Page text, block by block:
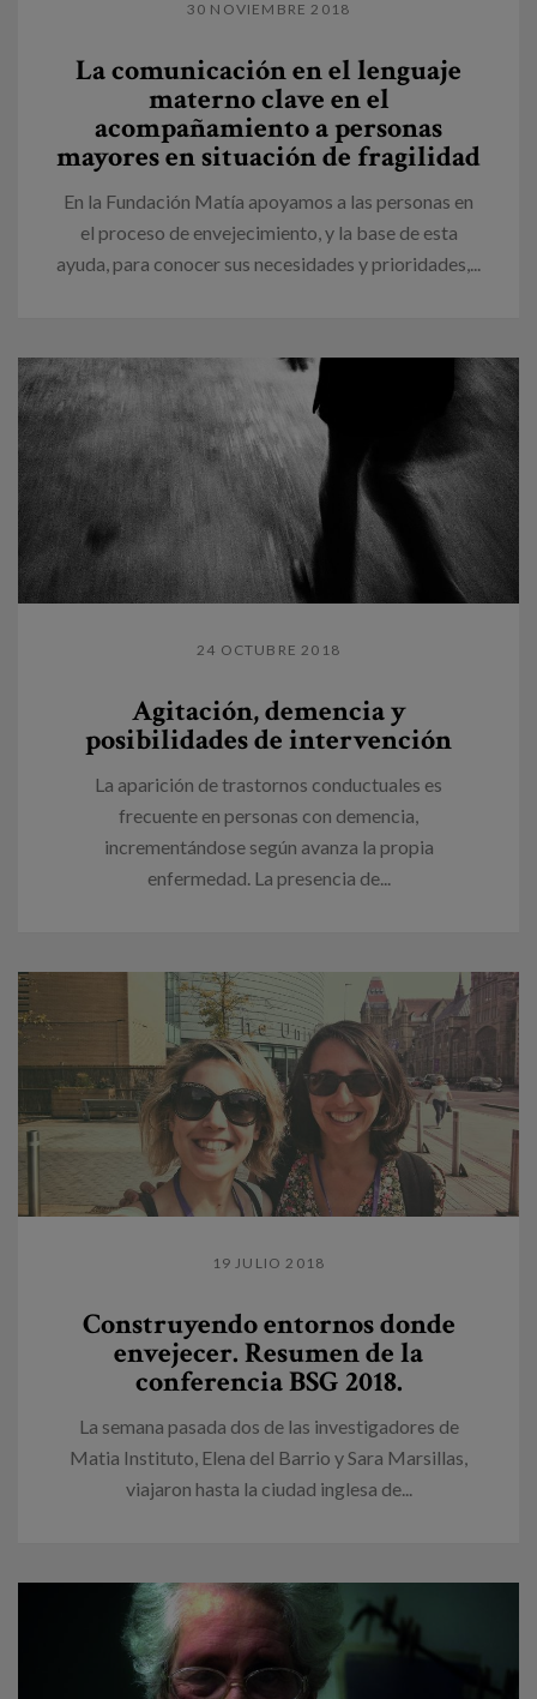
30 NOVIEMBRE 2018
La comunicación en el lenguaje
materno clave en el
acompañamiento a personas
mayores en situación de fragilidad
En la Fundación Matía apoyamos a las personas en
el proceso de envejecimiento, y la base de esta
ayuda, para conocer sus necesidades y prioridades,...
24 OCTUBRE 2018
Agitación, demencia y
posibilidades de intervención
La aparición de trastornos conductuales es
frecuente en personas con demencia,
incrementándose según avanza la propia
enfermedad. La presencia de...
19 JULIO 2018
Construyendo entornos donde
envejecer. Resumen de la
conferencia BSG 2018.
La semana pasada dos de las investigadores de
Matia Instituto, Elena del Barrio y Sara Marsillas,
viajaron hasta la ciudad inglesa de...